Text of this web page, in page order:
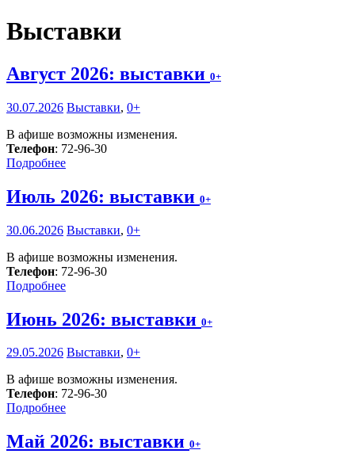
Выставки
Август 2026: выставки 0+
30.07.2026 Выставки, 0+
В афише возможны изменения.
Телефон: 72-96-30
Подробнее
Июль 2026: выставки 0+
30.06.2026 Выставки, 0+
В афише возможны изменения.
Телефон: 72-96-30
Подробнее
Июнь 2026: выставки 0+
29.05.2026 Выставки, 0+
В афише возможны изменения.
Телефон: 72-96-30
Подробнее
Май 2026: выставки 0+